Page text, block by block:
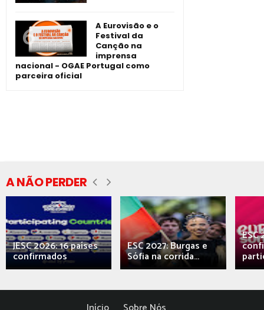
A Eurovisão e o
Festival da
Canção na
imprensa
nacional - OGAE Portugal como
parceira oficial
A NÃO PERDER
JESC 2026: 16 países
confirmados
ESC 2027: Burgas e
Sófia na corrida...
ESC